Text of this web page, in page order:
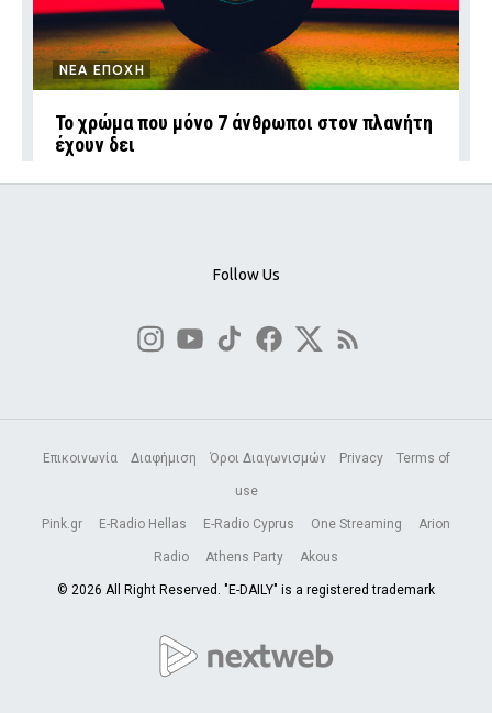
ΝΕΑ ΕΠΟΧΗ
Το χρώμα που μόνο 7 άνθρωποι στον πλανήτη
έχουν δει
Follow Us
Επικοινωνία Διαφήμιση Όροι Διαγωνισμών Privacy Terms of
use
Pink.gr E-Radio Hellas E-Radio Cyprus One Streaming Arion
Radio Athens Party Akous
© 2026 All Right Reserved. "E-DAILY" is a registered trademark